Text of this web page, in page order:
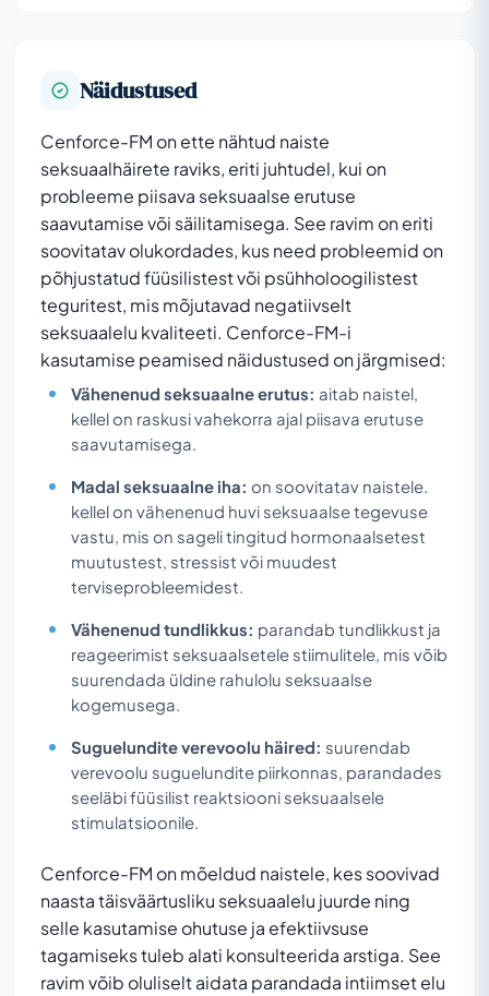
Näidustused
Cenforce-FM on ette nähtud naiste
seksuaalhäirete raviks, eriti juhtudel, kui on
probleeme piisava seksuaalse erutuse
saavutamise või säilitamisega. See ravim on eriti
soovitatav olukordades, kus need probleemid on
põhjustatud füüsilistest või psühholoogilistest
teguritest, mis mõjutavad negatiivselt
seksuaalelu kvaliteeti. Cenforce-FM-i
kasutamise peamised näidustused on järgmised:
Vähenenud seksuaalne erutus: aitab naistel,
kellel on raskusi vahekorra ajal piisava erutuse
saavutamisega.
Madal seksuaalne iha: on soovitatav naistele.
kellel on vähenenud huvi seksuaalse tegevuse
vastu, mis on sageli tingitud hormonaalsetest
muutustest, stressist või muudest
terviseprobleemidest.
Vähenenud tundlikkus: parandab tundlikkust ja
reageerimist seksuaalsetele stiimulitele, mis võib
suurendada üldine rahulolu seksuaalse
kogemusega.
Suguelundite verevoolu häired: suurendab
verevoolu suguelundite piirkonnas, parandades
seeläbi füüsilist reaktsiooni seksuaalsele
stimulatsioonile.
Cenforce-FM on mõeldud naistele, kes soovivad
naasta täisväärtusliku seksuaalelu juurde ning
selle kasutamise ohutuse ja efektiivsuse
tagamiseks tuleb alati konsulteerida arstiga. See
ravim võib oluliselt aidata parandada intiimset elu